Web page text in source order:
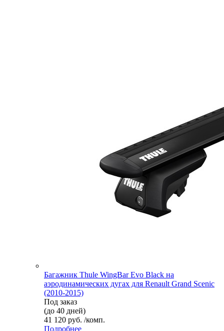
Багажник Thule WingBar Evo Black на
аэродинамических дугах для Renault Grand Scenic
(2010-2015)
Под заказ
(до 40 дней)
41 120 руб. /комп.
Подробнее